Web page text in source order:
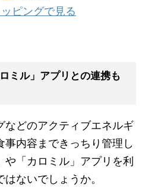
ピングで見る
ミル」アプリとの連携も
などのアクティブエネルギ
内容まできっちり管理し
や「カロミル」アプリを利
ないでしょうか。